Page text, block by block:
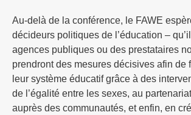
Au-delà de la conférence, le FAWE
décideurs politiques de l’éducation –
agences publiques ou des prestataires
prendront des mesures décisives afin de
leur système éducatif grâce à des
de l’égalité entre les sexes, au
auprès des communautés, et enfin, en